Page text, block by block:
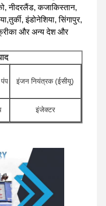
संपर्क करें समाचार
नीदरलैंड, कजाकिस्तान,
इंडोनेशिया, सिंगापुर,
और अन्य देश और
इंजन नियंत्रक (ईसीयू)
इंजेक्टर
चेसिस के घटक और अन्य
सहायक उपकरण